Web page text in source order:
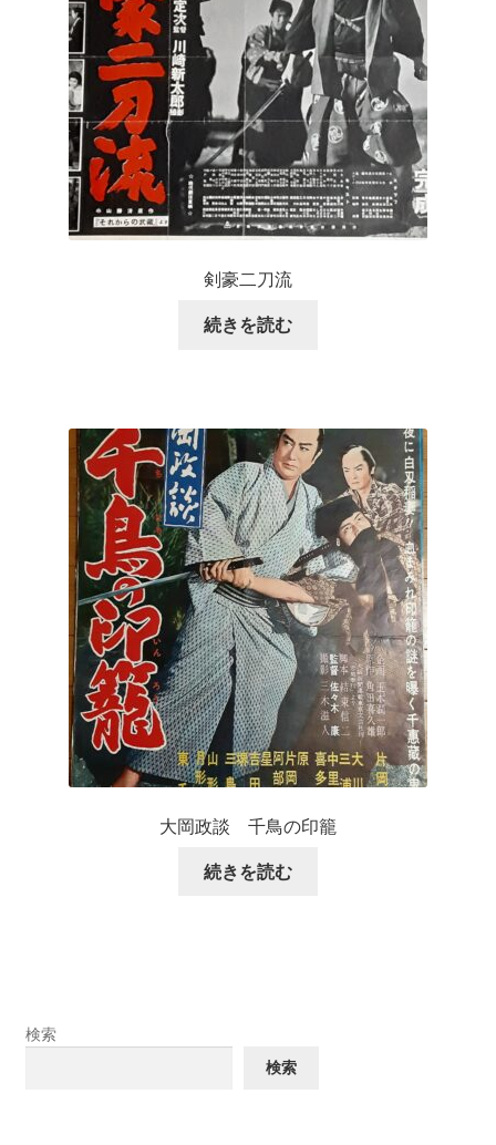
剣豪二刀流
続きを読む
大岡政談 千鳥の印籠
続きを読む
検索
検索